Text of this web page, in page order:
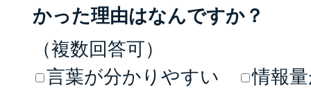
かった理由はなんですか？
（複数回答可）
言葉が分かりやすい
情報